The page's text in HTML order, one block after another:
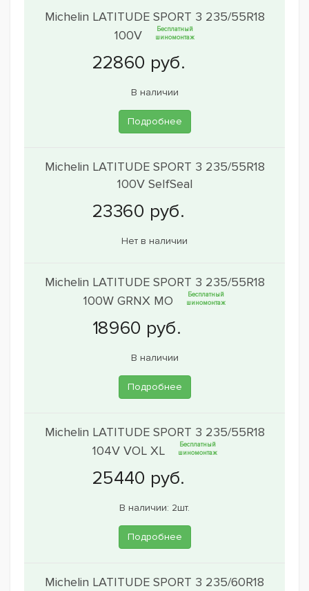
Michelin LATITUDE SPORT 3 235/55R18
100V
Бесплатный
шиномонтаж
В наличии
Подробнее
Michelin LATITUDE SPORT 3 235/55R18
100V SelfSeal
Нет в наличии
Michelin LATITUDE SPORT 3 235/55R18
100W GRNX MO
Бесплатный
шиномонтаж
В наличии
Подробнее
Michelin LATITUDE SPORT 3 235/55R18
104V VOL XL
Бесплатный
шиномонтаж
В наличии: 2шт.
Подробнее
Michelin LATITUDE SPORT 3 235/60R18